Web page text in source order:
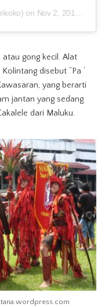
on Nov 2, 2019 at 5:17am PDT
gong kecil. Alat
disebut “Pa ‘
yang berarti
jantan yang sedang
dari Maluku.